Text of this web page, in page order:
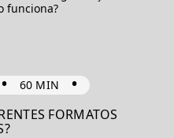
funciona?
• 60 MIN •
FORMATOS